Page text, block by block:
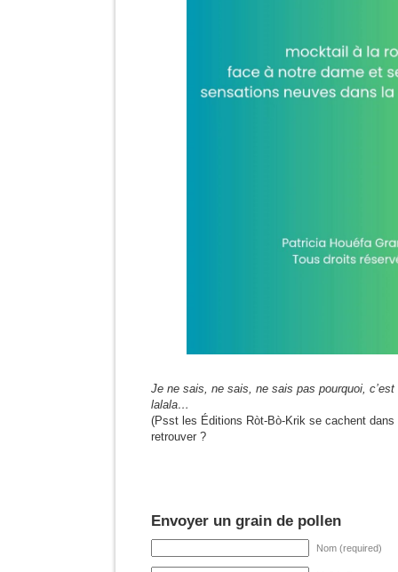
Je ne sais, ne sais, ne sais pas pourquoi,
lalala…
(Psst les Éditions Ròt-Bò-Krik se cachent
retrouver ?
Envoyer un grain de pollen
Nom (required)